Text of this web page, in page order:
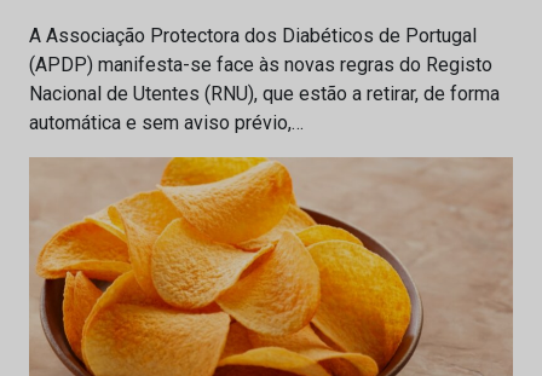
A Associação Protectora dos Diabéticos de Portugal
(APDP) manifesta-se face às novas regras do Registo
Nacional de Utentes (RNU), que estão a retirar, de forma
automática e sem aviso prévio,…